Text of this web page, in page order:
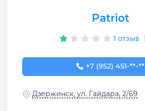
Patriot
1 отзыв
+7 (952) 451-99-30
+7 (952) 451-**-**
Дзержинск, ул. Гайдара, 2/69